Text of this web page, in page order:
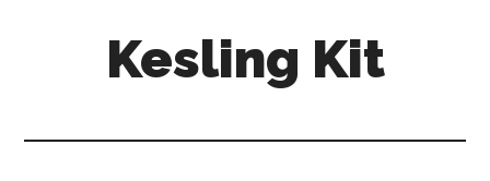
Kesling Kit